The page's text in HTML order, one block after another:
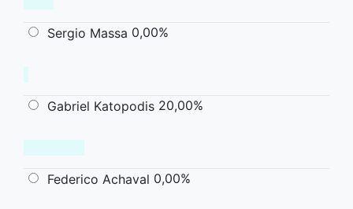
Sergio Massa 0,00%
Gabriel Katopodis 20,00%
Federico Achaval 0,00%